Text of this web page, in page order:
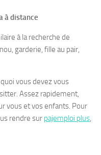
à distance
à la recherche de
garderie, fille au pair,
vous devez vous
Assez rapidement,
vous et vos enfants. Pour
rendre sur pajemploi plus,